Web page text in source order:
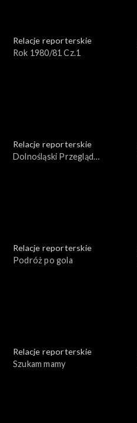
Relacje reporterskie
Rok 1980/81 Cz.1
Relacje reporterskie
Dolnośląski Przegląd
Relacje reporterskie
Podróż po gola
Relacje reporterskie
Szukam mamy